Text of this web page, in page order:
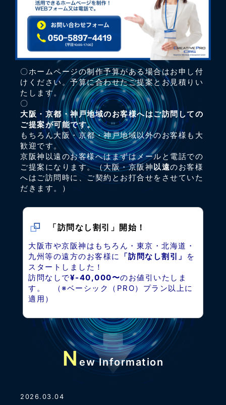
〇ホームページの制作予算がある場合はお申し付
けください。予算に合わせたご提案とお見積りい
たします。
〇
大阪・京都・神戸地域のお客様へはご訪問しての
ご提案が可能です。
もちろん大阪・京都・神戸地域以外のお客様も大
歓迎です。
京阪神以遠のお客様へはまずはメールと電話での
ご提案になります。（大阪・京阪神以遠のお客様
へはご訪問時に、ご契約とお打合せをさせていた
だきます。）
「訪問なし割引」開始！
大阪市や京阪神はもちろん・東京・北海道・
九州等の遠方のお客様に
「訪問なし割引」
を
スタートしました！
訪問なしで¥-40,000〜のお値引いたしま
す。 （※ベーシック（PRO）プラン以上に
適用）
New Information
2026.03.04